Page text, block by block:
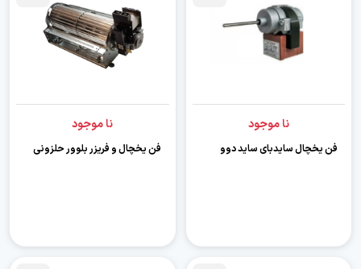
نا موجود
فن یخچال سایدبای ساید دوو
نا موجود
فن یخچال و فریزر بلوور حلزونی